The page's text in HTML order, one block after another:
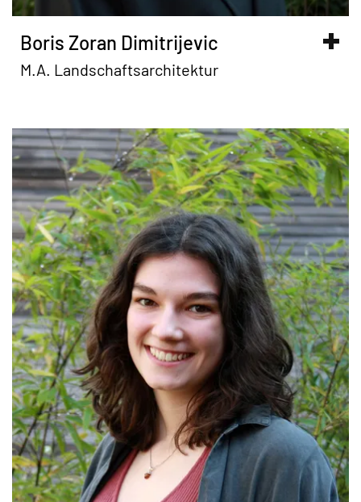
Boris Zoran Dimitrijevic
M.A. Landschaftsarchitektur